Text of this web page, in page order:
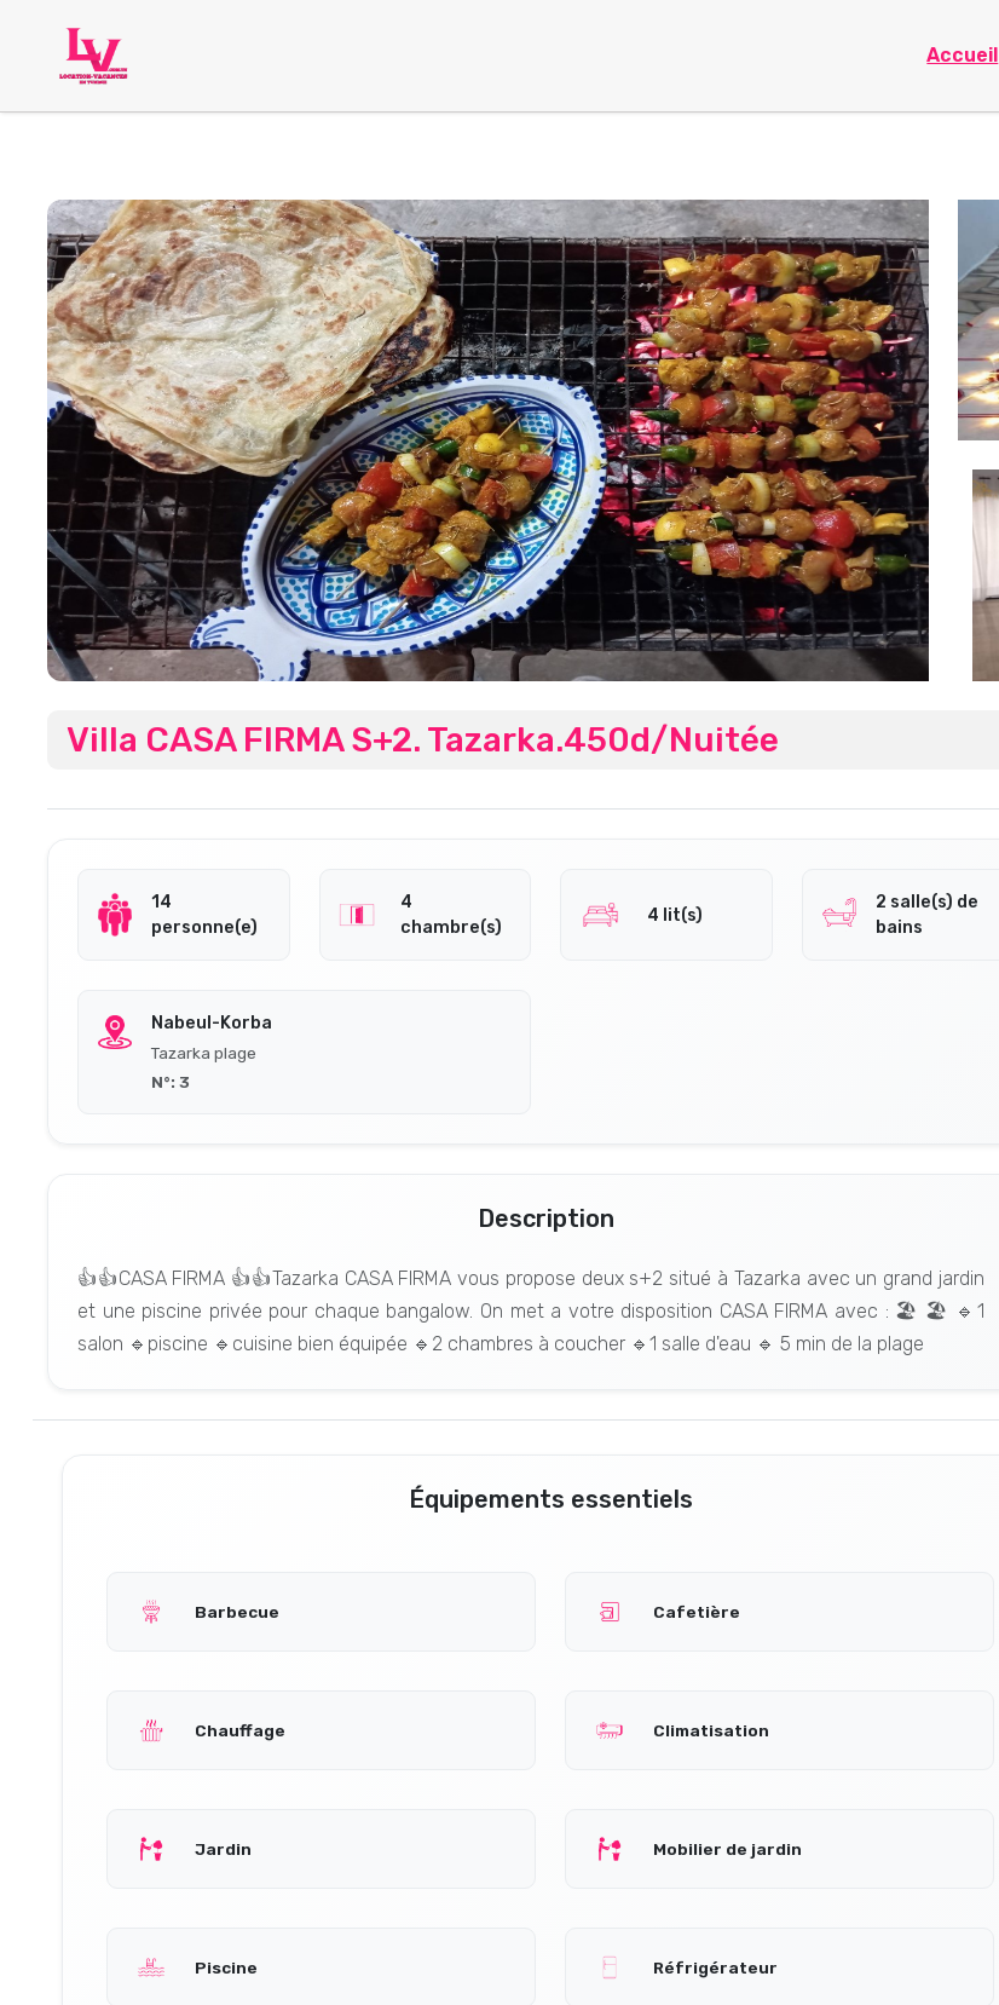
Accueil
Villa CASA FIRMA S+2. Tazarka.450d/Nuitée
14
personne(e)
4
chambre(s)
4 lit(s)
2 salle(s) de
bains
Nabeul-Korba
Tazarka plage
N°: 3
Description
👍👍CASA FIRMA 👍👍Tazarka CASA FIRMA vous propose deux s+2 situé à Tazarka avec un grand jardin
et une piscine privée pour chaque bangalow. On met a votre disposition CASA FIRMA avec : 🏖️ 🏖️ 🔹1
salon 🔹piscine 🔹cuisine bien équipée 🔹2 chambres à coucher 🔹1 salle d'eau 🔹 5 min de la plage
Équipements essentiels
Barbecue Cafetière
Chauffage Climatisation
Jardin Mobilier de jardin
Piscine Réfrigérateur